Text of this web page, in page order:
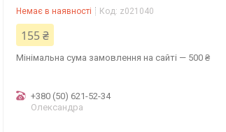
Немає в наявності Код: z021040
155 ₴
Мінімальна сума замовлення на сайті — 500 ₴
+380 (50) 621-52-34
Олександра